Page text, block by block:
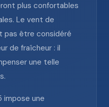
plus confortables
Le vent de
pas être considéré
de fraîcheur : il
une telle
impose une